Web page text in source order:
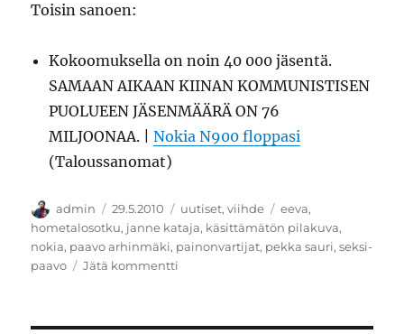
Toisin sanoen:
Kokoomuksella on noin 40 000 jäsentä.
SAMAAN AIKAAN KIINAN KOMMUNISTISEN
PUOLUEEN JÄSENMÄÄRÄ ON 76
MILJOONAA. |Nokia N900 floppasi
(Taloussanomat)
Kirjoittaja
admin Julkaistu
29.5.2010 Kategoriat
uutiset,viihde Avainsanat
eeva,
hometalosotku, janne kataja, käsittämätön pilakuva,
nokia, paavo arhinmäki, painonvartijat, pekka sauri,seksi-
paavo
Jätä kommentti